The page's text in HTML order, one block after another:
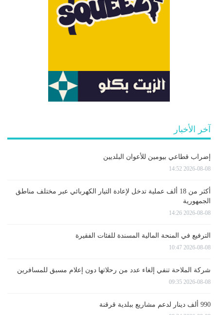
آخر الأخبار
إضراب قطاعي بيومين للأعوان البلديين
2026-08-08 14:52
أكثر من 18 ألف عملية تدخل لإعادة التيار الكهربائي عبر مختلف مناطق
الجمهورية
2026-08-08 14:26
الترفيع في المنحة المالية المسندة للفئات الفقيرة
2026-08-08 10:47
شركة الملاحة تنفي إلغاء عدد من رحلاتها دون إعلام مسبق للمسافرين
2026-08-08 09:35
990 ألف دينار لدعم مشاريع ببلدية قرقنة